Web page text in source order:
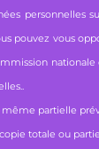
pouvez vous
partielle
totale ou